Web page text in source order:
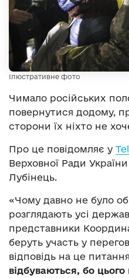
Ілюстративне фото
Чимало російських
повернутися додому,
сторони їх ніхто не
Про це повідомляє у
Верховної Ради
Лубінець.
«Чому давно не було
розглядають усі
представники
беруть участь у
відповідь на це
відбуваються, бо цього